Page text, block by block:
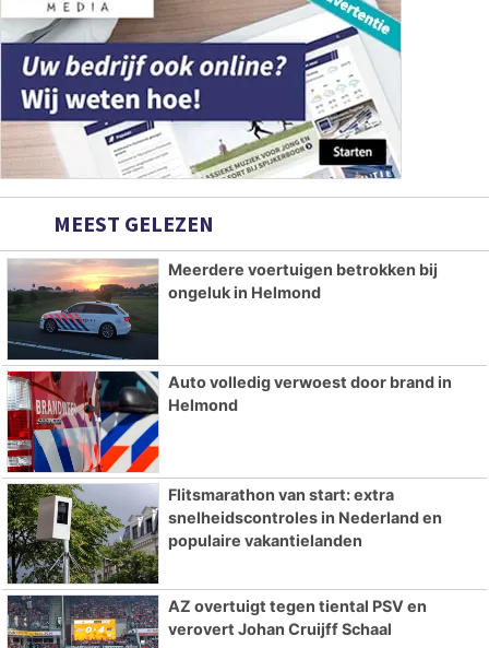
MEEST GELEZEN
Meerdere voertuigen betrokken bij
ongeluk in Helmond
Auto volledig verwoest door brand in
Helmond
Flitsmarathon van start: extra
snelheidscontroles in Nederland en
populaire vakantielanden
AZ overtuigt tegen tiental PSV en
verovert Johan Cruijff Schaal